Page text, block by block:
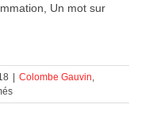
Un mot sur
| Colombe Gauvin,
sur
Un